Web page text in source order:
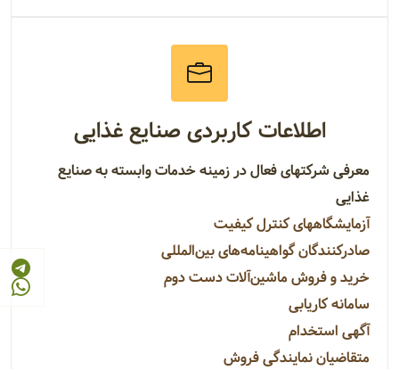
اطلاعات کاربردی صنایع غذایی
معرفی شرکتهای فعال در زمینه خدمات وابسته به صنایع
غذایی
آزمایشگاههای کنترل کیفیت
صادرکنندگان گواهینامه‌های بین‌المللی
خرید و فروش ماشین‌آلات دست دوم
سامانه کاریابی
آگهی استخدام
متقاضیان نمایندگی فروش